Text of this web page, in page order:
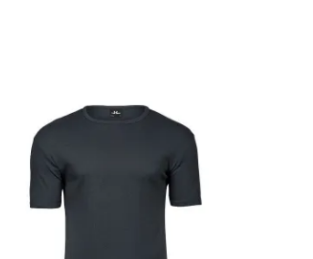
OFFERTEAANVRAAG